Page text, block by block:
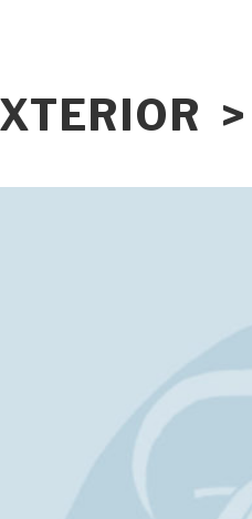
>